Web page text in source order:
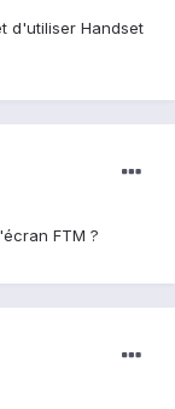
d'utiliser Handset
FTM ?